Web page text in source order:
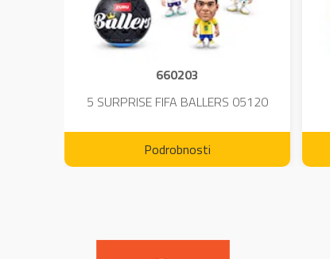
660203
5 SURPRISE FIFA BALLERS 05120
Podrobnosti